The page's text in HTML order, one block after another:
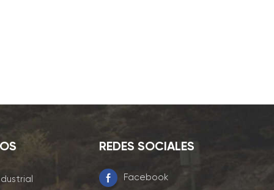
REDES SOCIALES
Facebook